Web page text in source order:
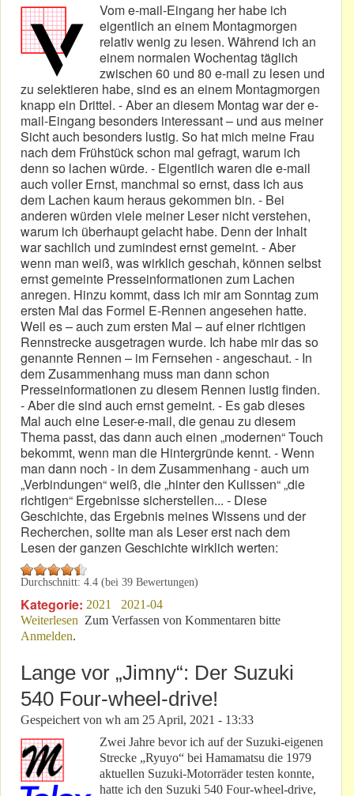
Vom e-mail-Eingang her habe ich
eigentlich an einem Montagmorgen
relativ wenig zu lesen. Während ich an
einem normalen Wochentag täglich
zwischen 60 und 80 e-mail zu lesen und
zu selektieren habe, sind es an einem Montagmorgen
knapp ein Drittel. - Aber an diesem Montag war der e-
mail-Eingang besonders interessant – und aus meiner
Sicht auch besonders lustig. So hat mich meine Frau
nach dem Frühstück schon mal gefragt, warum ich
denn so lachen würde. - Eigentlich waren die e-mail
auch voller Ernst, manchmal so ernst, dass ich aus
dem Lachen kaum heraus gekommen bin. - Bei
anderen würden viele meiner Leser nicht verstehen,
warum ich überhaupt gelacht habe. Denn der Inhalt
war sachlich und zumindest ernst gemeint. - Aber
wenn man weiß, was wirklich geschah, können selbst
ernst gemeinte Presseinformationen zum Lachen
anregen. Hinzu kommt, dass ich mir am Sonntag zum
ersten Mal das Formel E-Rennen angesehen hatte.
Weil es – auch zum ersten Mal – auf einer richtigen
Rennstrecke ausgetragen wurde. Ich habe mir das so
genannte Rennen – im Fernsehen - angeschaut. - In
dem Zusammenhang muss man dann schon
Presseinformationen zu diesem Rennen lustig finden.
- Aber die sind auch ernst gemeint. - Es gab dieses
Mal auch eine Leser-e-mail, die genau zu diesem
Thema passt, das dann auch einen „modernen“ Touch
bekommt, wenn man die Hintergründe kennt. - Wenn
man dann noch - in dem Zusammenhang - auch um
„Verbindungen“ weiß, die „hinter den Kulissen“ „die
richtigen“ Ergebnisse sicherstellen... - Diese
Geschichte, das Ergebnis meines Wissens und der
Recherchen, sollte man als Leser erst nach dem
Lesen der ganzen Geschichte wirklich werten:
Durchschnitt: 4.4 (bei 39 Bewertungen)
Kategorie: 2021
2021-04
Weiterlesen über Montag-Material: Heute scheinbar wirr
Zum Verfassen von Kommentaren bitte
Anmelden.
Lange vor „Jimny“: Der Suzuki
540 Four-wheel-drive!
Gespeichert von wh am 25 April, 2021 - 13:33
Zwei Jahre bevor ich auf der Suzuki-eigenen
Strecke „Ryuyo“ bei Hamamatsu die 1979
aktuellen Suzuki-Motorräder testen konnte,
hatte ich den Suzuki 540 Four-wheel-drive,